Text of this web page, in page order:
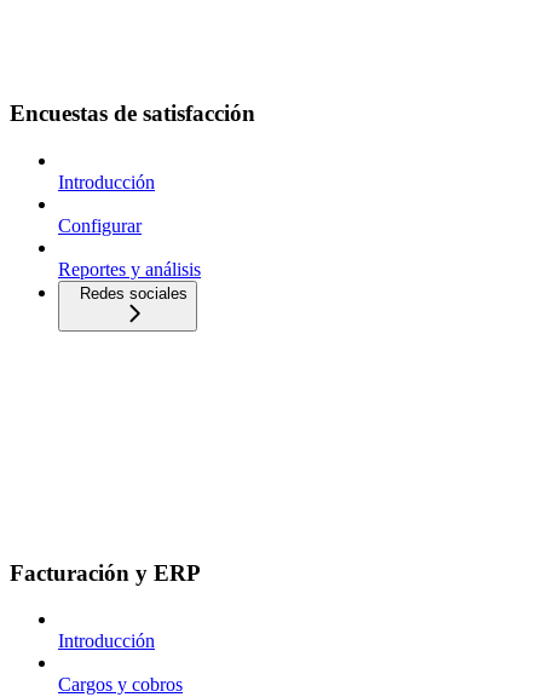
Encuestas de satisfacción
Introducción
Configurar
Reportes y análisis
Redes sociales
Facturación y ERP
Introducción
Cargos y cobros